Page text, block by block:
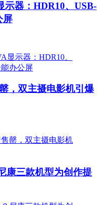
示器：HDR10、USB-
屏
，双主摄电影机引爆
康三款机型为创作提